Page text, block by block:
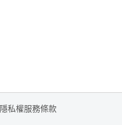
隱私權服務條款